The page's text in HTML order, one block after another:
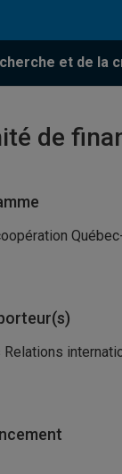
et de la
Menu
de